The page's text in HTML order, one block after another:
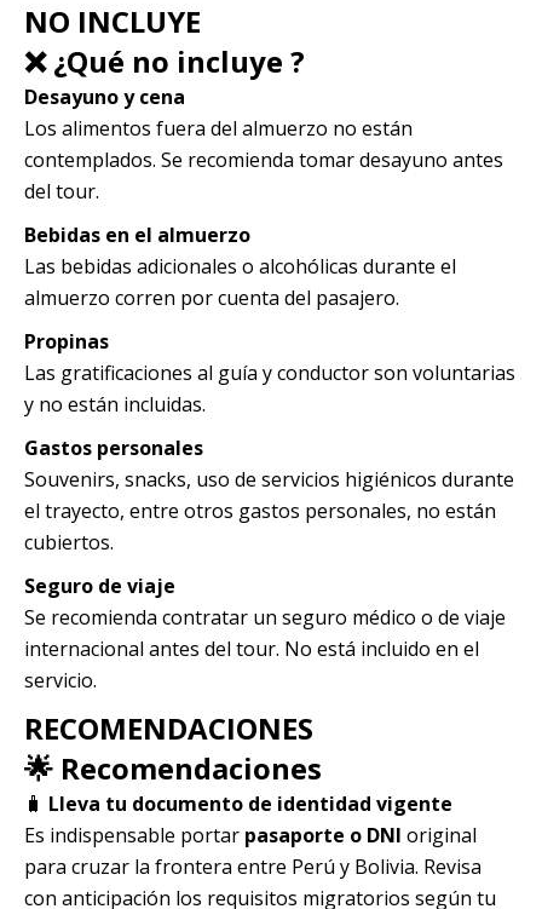
NO INCLUYE
❌ ¿Qué no incluye ?
Desayuno y cena
Los alimentos fuera del almuerzo no están
contemplados. Se recomienda tomar desayuno antes
del tour.
Bebidas en el almuerzo
Las bebidas adicionales o alcohólicas durante el
almuerzo corren por cuenta del pasajero.
Propinas
Las gratificaciones al guía y conductor son voluntarias
y no están incluidas.
Gastos personales
Souvenirs, snacks, uso de servicios higiénicos durante
el trayecto, entre otros gastos personales, no están
cubiertos.
Seguro de viaje
Se recomienda contratar un seguro médico o de viaje
internacional antes del tour. No está incluido en el
servicio.
RECOMENDACIONES
🌟 Recomendaciones
🧳 Lleva tu documento de identidad vigente
Es indispensable portar pasaporte o DNI original
para cruzar la frontera entre Perú y Bolivia. Revisa
con anticipación los requisitos migratorios según tu